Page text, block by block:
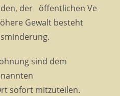
der öffentlichen Ve
Gewalt besteht
sind dem
sofort mitzuteilen.